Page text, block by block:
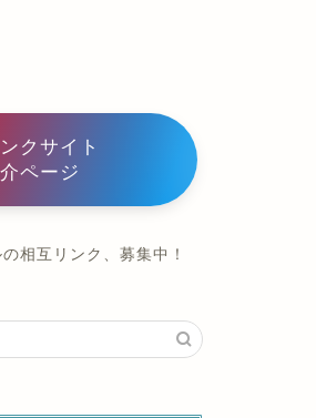
クサイト
ページ
相互リンク、募集中！